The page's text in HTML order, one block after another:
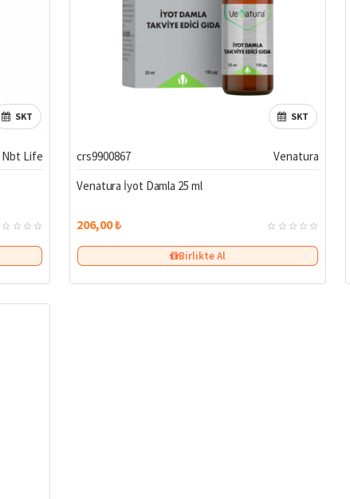
SKT
Nbt Life
SKT
crs9900867
Venatura
Venatura İyot Damla 25 ml
206,00 ₺
Birlikte Al